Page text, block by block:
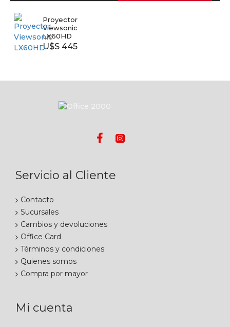
Proyector
Viewsonic
LX60HD
U$S 445
Servicio al Cliente
Contacto
Sucursales
Cambios y devoluciones
Office Card
Términos y condiciones
Quienes somos
Compra por mayor
Mi cuenta